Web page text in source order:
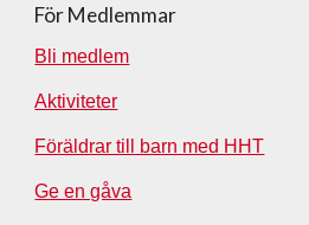
För Medlemmar
Bli medlem
Aktiviteter
Föräldrar till barn med HHT
Ge en gåva